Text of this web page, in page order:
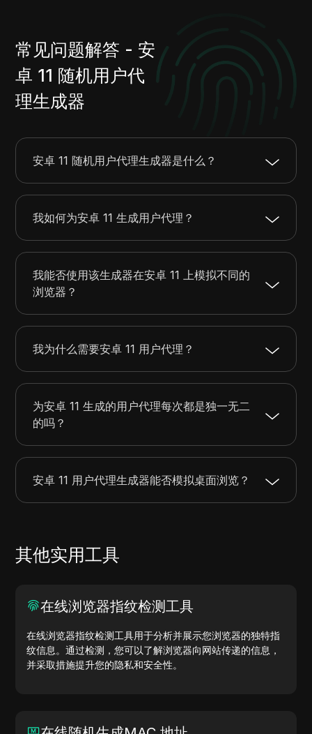
常见问题解答 - 安
卓 11 随机用户代
理生成器
安卓 11 随机用户代理生成器是什么？
我如何为安卓 11 生成用户代理？
我能否使用该生成器在安卓 11 上模拟不同的
浏览器？
我为什么需要安卓 11 用户代理？
为安卓 11 生成的用户代理每次都是独一无二
的吗？
安卓 11 用户代理生成器能否模拟桌面浏览？
其他实用工具
在线浏览器指纹检测工具
在线浏览器指纹检测工具用于分析并展示您浏览器的独特指
纹信息。通过检测，您可以了解浏览器向网站传递的信息，
并采取措施提升您的隐私和安全性。